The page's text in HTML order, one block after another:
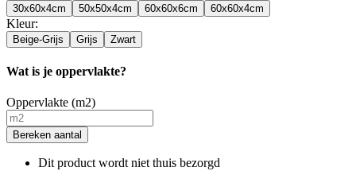
30x60x4cm 50x50x4cm 60x60x6cm 60x60x4cm
Kleur:
Beige-Grijs Grijs Zwart
Wat is je oppervlakte?
Oppervlakte (m2)
Bereken aantal
Dit product wordt niet thuis bezorgd